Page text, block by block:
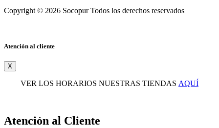
Copyright © 2026 Socopur Todos los derechos reservados
Atención al cliente
X
VER LOS HORARIOS NUESTRAS TIENDAS AQUÍ
Atención al Cliente